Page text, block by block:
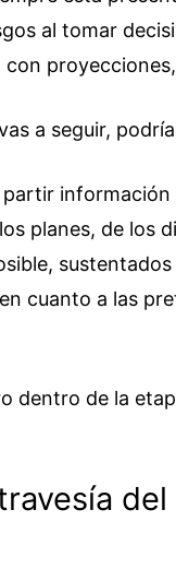
al tomar
a seguir,
planes, de los
cuanto a las
dentro de la